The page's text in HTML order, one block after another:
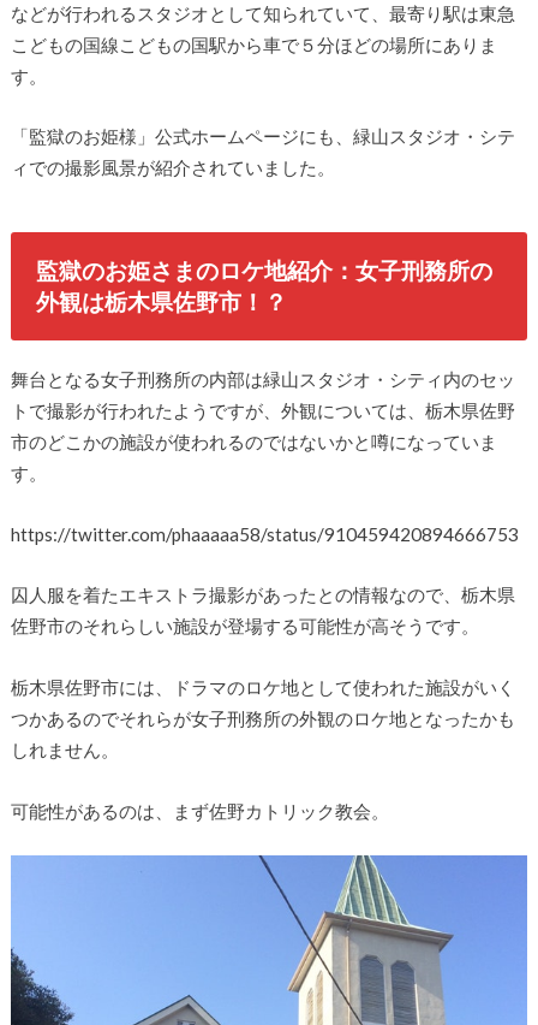
などが行われるスタジオとして知られていて、最寄り駅は東急
こどもの国線こどもの国駅から車で５分ほどの場所にありま
す。
「監獄のお姫様」公式ホームページにも、緑山スタジオ・シテ
ィでの撮影風景が紹介されていました。
監獄のお姫さまのロケ地紹介：女子刑務所の
外観は栃木県佐野市！？
舞台となる女子刑務所の内部は緑山スタジオ・シティ内のセッ
トで撮影が行われたようですが、外観については、栃木県佐野
市のどこかの施設が使われるのではないかと噂になっていま
す。
https://twitter.com/phaaaaa58/status/910459420894666753
囚人服を着たエキストラ撮影があったとの情報なので、栃木県
佐野市のそれらしい施設が登場する可能性が高そうです。
栃木県佐野市には、ドラマのロケ地として使われた施設がいく
つかあるのでそれらが女子刑務所の外観のロケ地となったかも
しれません。
可能性があるのは、まず佐野カトリック教会。